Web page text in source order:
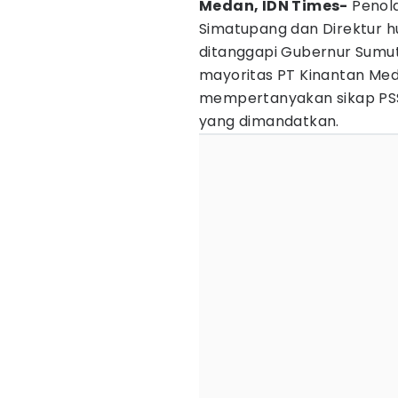
Medan, IDN Times-
Simatupang dan Direktur
ditanggapi Gubernur
mayoritas PT Kinantan
mempertanyakan sikap
yang dimandatkan.